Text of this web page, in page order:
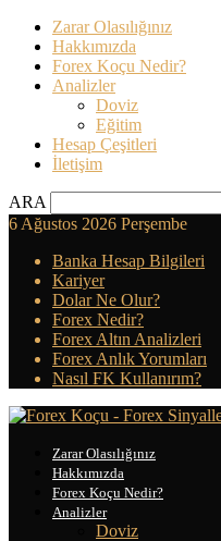
Zarar Olasılığınız
Hakkımızda
Forex Koçu Nedir?
Analizler
Doviz
Eğitim
Hesap Çeşitleri
İletişim
ARA
6 Ağustos 2026 Perşembe
Banka Hesap Bilgileri
Kariyer
Dolar Ne Olur?
Forex Nedir?
Forex Altın Analizleri
Forex Anlık Yorumları
Nasıl FK Kullanırım?
Zarar Olasılığınız
Hakkımızda
Forex Koçu Nedir?
Analizler
Doviz